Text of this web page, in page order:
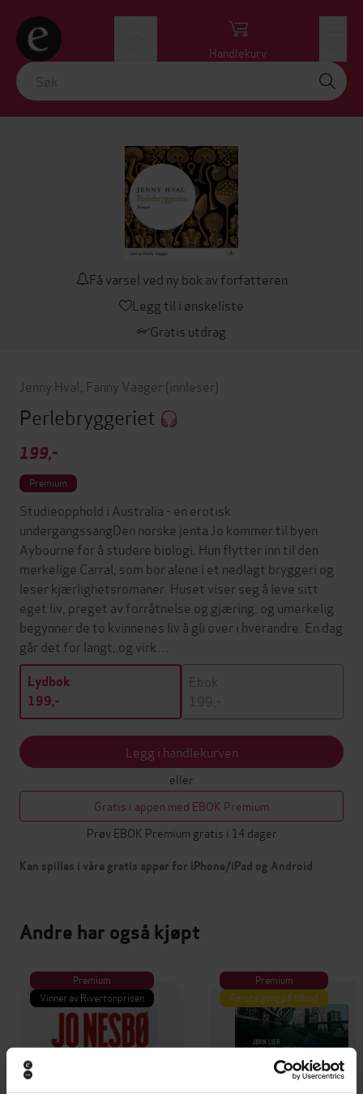
Handlekurv
Få varsel ved ny bok av forfatteren
Legg til i ønskeliste
Gratis utdrag
Jenny Hval Fanny Vaager (innleser)
Perlebryggeriet
199,-
Premium
Studieopphold i Australia - en erotisk
undergangssangDen norske jenta Jo kommer til byen
Aybourne for å studere biologi. Hun flytter inn til den
merkelige Carral, som bor alene i et nedlagt bryggeri og
leser kjærlighetsromaner. Huset viser seg å leve sitt
eget liv, preget av forråtnelse og gjæring, og umerkelig
begynner de to kvinnenes liv å gli over i hverandre. En dag
går det for langt, og virk…
Lydbok
199,-
Ebok
199,-
Legg i handlekurven
eller
Gratis i appen med EBOK Premium
Prøv EBOK Premium gratis i 14 dager
Kan spilles i våre gratis apper for iPhone/iPad og Android
Andre har også kjøpt
Premium
Vinner av Rivertonprisen
Premium
Første gang på tilbud